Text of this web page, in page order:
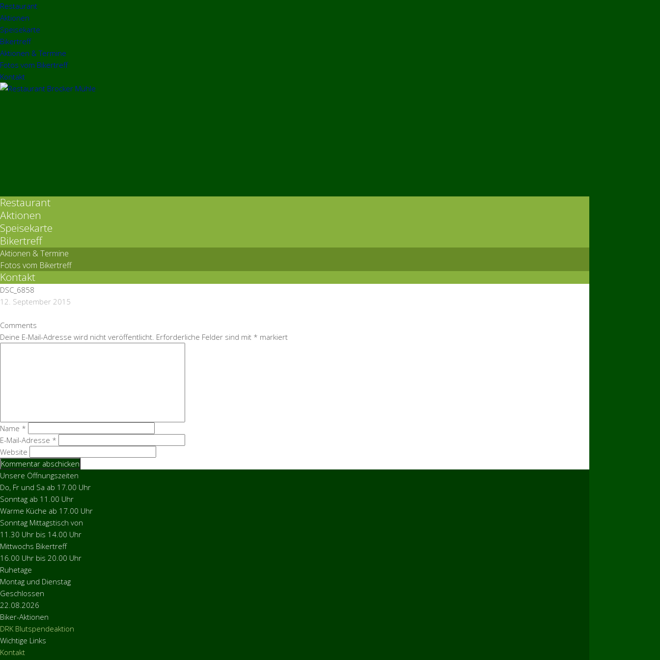
Restaurant
Aktionen
Speisekarte
Bikertreff
Aktionen & Termine
Fotos vom Bikertreff
Kontakt
Restaurant
Aktionen
Speisekarte
Bikertreff
Aktionen & Termine
Fotos vom Bikertreff
Kontakt
DSC_6858
12. September 2015
Comments
Deine E-Mail-Adresse wird nicht veröffentlicht. Erforderliche Felder sind mit * markiert
Name *
E-Mail-Adresse *
Website
Unsere Öffnungszeiten
Do, Fr und Sa ab 17.00 Uhr
Sonntag ab 11.00 Uhr
Warme Küche ab 17.00 Uhr
Sonntag Mittagstisch von
11.30 Uhr bis 14.00 Uhr
Mittwochs Bikertreff
16.00 Uhr bis 20.00 Uhr
Ruhetage
Montag und Dienstag
Geschlossen
22.08.2026
Biker-Aktionen
DRK Blutspendeaktion
Wichtige Links
Kontakt